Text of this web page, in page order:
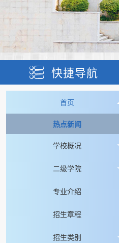
快捷导航
首页
热点新闻
学校概况
二级学院
专业介绍
招生章程
招生类别